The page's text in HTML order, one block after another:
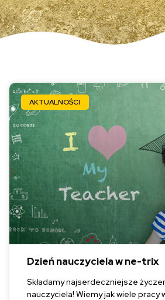
AKTUALNOŚCI
Dzień nauczyciela w ne-trix
Składamy najserdeczniejsze
nauczyciela! Wiemy jak wiele pracy